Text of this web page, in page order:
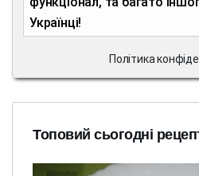
Українці!
Політика
Топовий сьогодні